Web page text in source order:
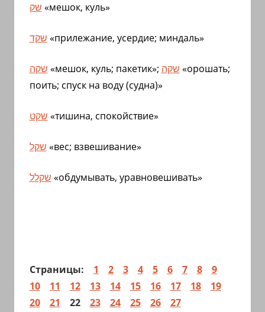
שק «мешок, куль»
שקד «прилежание, усердие; миндаль»
שקה «мешок, куль; пакетик»; שקה «орошать;
поить; спуск на воду (судна)»
שקט «тишина, спокойствие»
שקל «вес; взвешивание»
שקלל «обдумывать, уравновешивать»
Страницы: 1 2 3 4 5 6 7 8
9
10
11 12 13 14 15 16 17 18
19
20
21 22 23 24 25 26 27